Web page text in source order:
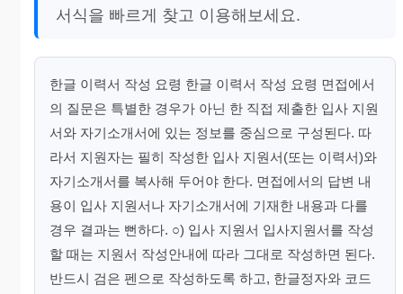
서식을 빠르게 찾고 이용해보세요.
한글 이력서 작성 요령 한글 이력서 작성 요령 면접에서
의 질문은 특별한 경우가 아닌 한 직접 제출한 입사 지원
서와 자기소개서에 있는 정보를 중심으로 구성된다. 따
라서 지원자는 필히 작성한 입사 지원서(또는 이력서)와
자기소개서를 복사해 두어야 한다. 면접에서의 답변 내
용이 입사 지원서나 자기소개서에 기재한 내용과 다를
경우 결과는 뻔하다. ○) 입사 지원서 입사지원서를 작성
할 때는 지원서 작성안내에 따라 그대로 작성하면 된다.
반드시 검은 펜으로 작성하도록 하고, 한글정자와 코드